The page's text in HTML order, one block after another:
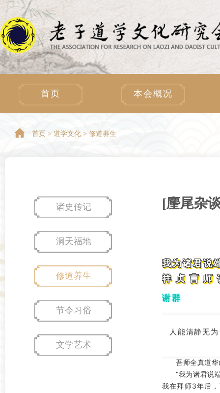
首页 本会概况
首页 > 道学文化 > 修道养生
诸史传记
洞天福地
修道养生
节令习俗
文学艺术
[麈尾杂
我为诸君说
祥 贞 曹 师
谢群
人能清静无
吾师全真道
“我为诸君说
我在拜师3年后